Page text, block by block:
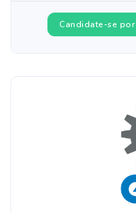
Candidate-se por